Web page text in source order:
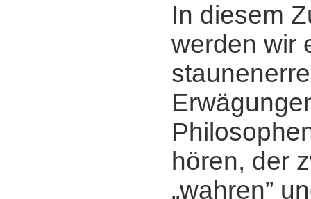
In diesem
werden wir
hören, der
„wahren”